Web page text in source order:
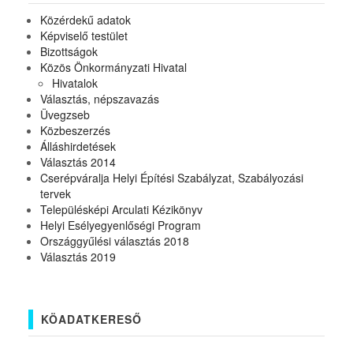
Közérdekű adatok
Képviselő testület
Bizottságok
Közös Önkormányzati Hivatal
Hivatalok
Választás, népszavazás
Üvegzseb
Közbeszerzés
Álláshirdetések
Választás 2014
Cserépváralja Helyi Építési Szabályzat, Szabályozási
tervek
Településképi Arculati Kézikönyv
Helyi Esélyegyenlőségi Program
Országgyűlési választás 2018
Választás 2019
KÖADATKERESŐ